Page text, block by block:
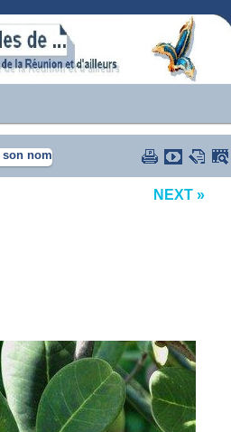
son nom
NEXT »